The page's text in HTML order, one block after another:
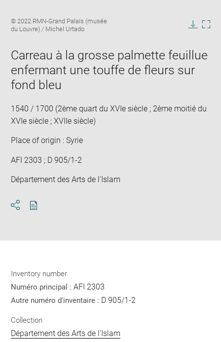
window
Image
caption:
© 2022 RMN-Grand Palais (musée
du Louvre) / Michel Urtado
in
new
Carreau à la grosse palmette feuillue
enfermant une touffe de fleurs sur
fond bleu
1540 / 1700 (2ème quart du XVIe siècle ; 2ème moitié du
XVIe siècle ; XVIIe siècle)
Place of origin : Syrie
AFI 2303 ; D 905/1-2
Département des Arts de l'Islam
Inventory number
Numéro principal :AFI 2303
Autre numéro d'inventaire : D 905/1-2
Collection
Département des Arts de l'Islam